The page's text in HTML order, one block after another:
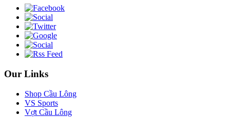
Our Links
Shop Cầu Lông
VS Sports
Vợt Cầu Lông